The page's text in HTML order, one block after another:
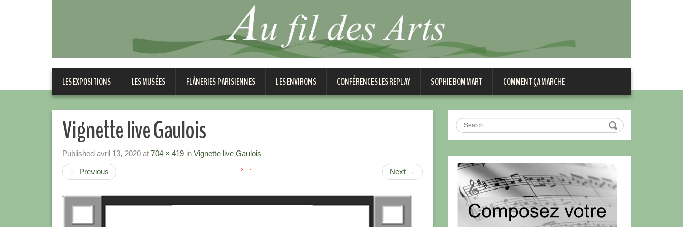
LES EXPOSITIONS LES MUSÉES FLÂNERIES PARISIENNES LES ENVIRONS CONFÉRENCES LES REPLAY SOPHIE BOMMART COMMENT ÇA MARCHE
Vignette live Gaulois
Published avril 13, 2020 at 704 × 419 in Vignette live Gaulois
← Previous Next →
Search